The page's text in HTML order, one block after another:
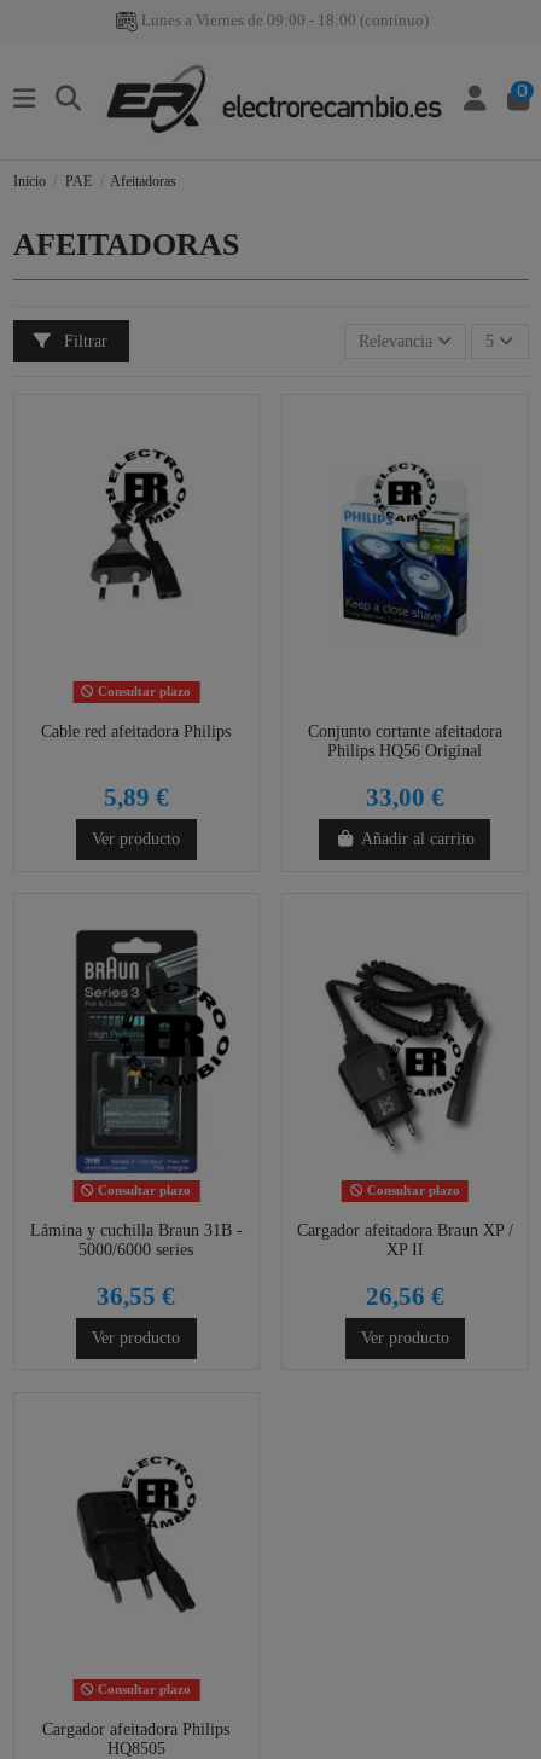
Lunes a Viernes de 09:00 - 18:00 (continuo)
0
Inicio PAE Afeitadoras
AFEITADORAS
Filtrar Relevancia 5
Consultar plazo
Cable red afeitadora Philips
5,89 €
Ver producto
Conjunto cortante afeitadora
Philips HQ56 Original
33,00 €
Añadir al carrito
Consultar plazo
Lámina y cuchilla Braun 31B -
5000/6000 series
36,55 €
Ver producto
Consultar plazo
Cargador afeitadora Braun XP /
XP II
26,56 €
Ver producto
Consultar plazo
Cargador afeitadora Philips
HQ8505